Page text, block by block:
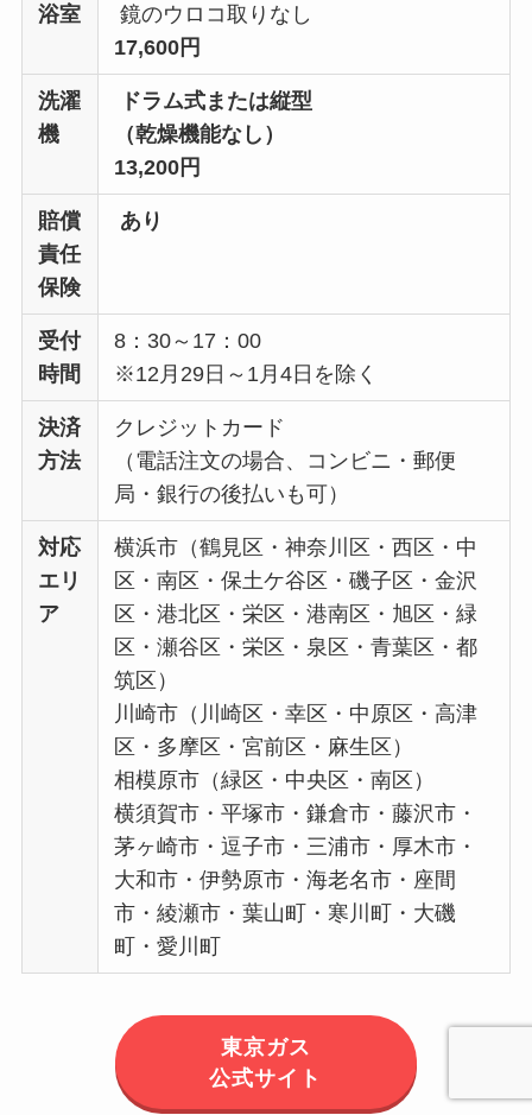
浴室
鏡のウロコ取りなし
17,600円
洗濯
機
ドラム式または縦型
（乾燥機能なし）
13,200円
賠償
責任
保険
あり
受付
時間
8：30～17：00
※12月29日～1月4日を除く
決済
方法
クレジットカード
（電話注文の場合、コンビニ・郵便
局・銀行の後払いも可）
対応
エリ
ア
横浜市（鶴見区・神奈川区・西区・中
区・南区・保土ケ谷区・磯子区・金沢
区・港北区・栄区・港南区・旭区・緑
区・瀬谷区・栄区・泉区・青葉区・都
筑区）
川崎市（川崎区・幸区・中原区・高津
区・多摩区・宮前区・麻生区）
相模原市（緑区・中央区・南区）
横須賀市・平塚市・鎌倉市・藤沢市・
茅ヶ崎市・逗子市・三浦市・厚木市・
大和市・伊勢原市・海老名市・座間
市・綾瀬市・葉山町・寒川町・大磯
町・愛川町
東京ガス
公式サイト